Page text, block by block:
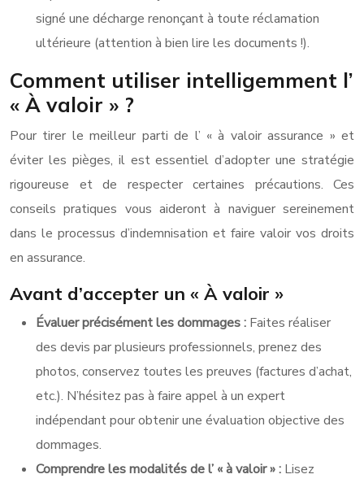
signé une décharge renonçant à toute réclamation
ultérieure (attention à bien lire les documents !).
Comment utiliser intelligemment l’
« À valoir » ?
Pour tirer le meilleur parti de l’ « à valoir assurance » et
éviter les pièges, il est essentiel d’adopter une stratégie
rigoureuse et de respecter certaines précautions. Ces
conseils pratiques vous aideront à naviguer sereinement
dans le processus d’indemnisation et faire valoir vos droits
en assurance.
Avant d’accepter un « À valoir »
Évaluer précisément les dommages : Faites réaliser
des devis par plusieurs professionnels, prenez des
photos, conservez toutes les preuves (factures d’achat,
etc.). N’hésitez pas à faire appel à un expert
indépendant pour obtenir une évaluation objective des
dommages.
Comprendre les modalités de l’ « à valoir » : Lisez